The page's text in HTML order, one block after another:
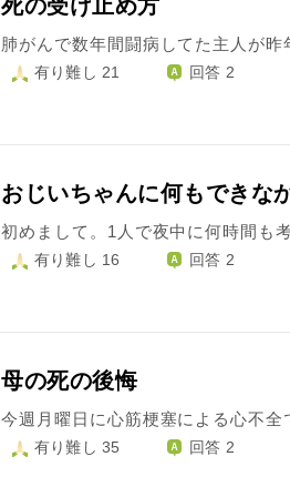
死の受け止め方
有り難し 21 回答 2
おじいちゃんに何もできな
有り難し 16 回答 2
母の死の後悔
有り難し 35 回答 2